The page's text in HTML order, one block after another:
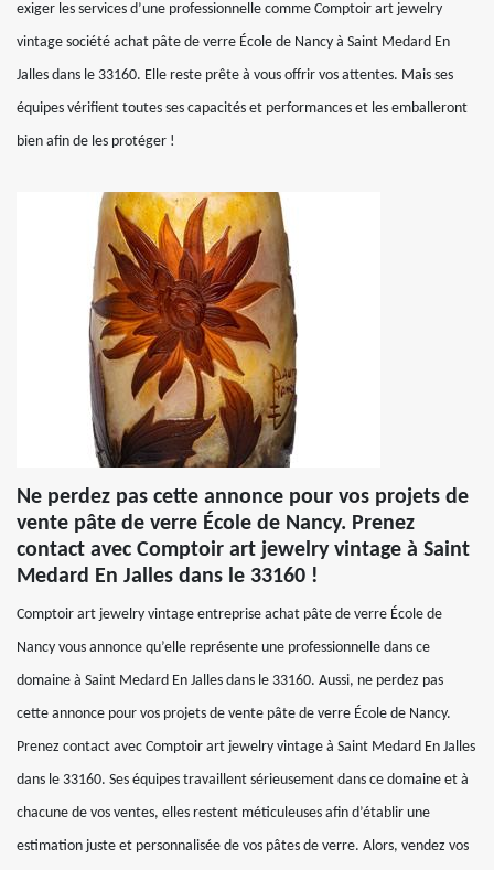
exiger les services d’une professionnelle comme Comptoir art jewelry
vintage société achat pâte de verre École de Nancy à Saint Medard En
Jalles dans le 33160. Elle reste prête à vous offrir vos attentes. Mais ses
équipes vérifient toutes ses capacités et performances et les emballeront
bien afin de les protéger !
Ne perdez pas cette annonce pour vos projets de
vente pâte de verre École de Nancy. Prenez
contact avec Comptoir art jewelry vintage à Saint
Medard En Jalles dans le 33160 !
Comptoir art jewelry vintage entreprise achat pâte de verre École de
Nancy vous annonce qu’elle représente une professionnelle dans ce
domaine à Saint Medard En Jalles dans le 33160. Aussi, ne perdez pas
cette annonce pour vos projets de vente pâte de verre École de Nancy.
Prenez contact avec Comptoir art jewelry vintage à Saint Medard En Jalles
dans le 33160. Ses équipes travaillent sérieusement dans ce domaine et à
chacune de vos ventes, elles restent méticuleuses afin d’établir une
estimation juste et personnalisée de vos pâtes de verre. Alors, vendez vos